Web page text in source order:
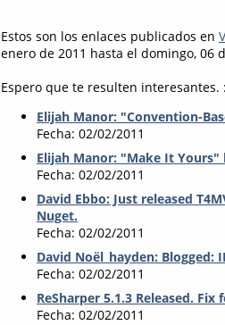
Estos son los enlaces publicados en
enero de 2011 hasta el domingo, 06
Espero que te resulten interesantes.
Elijah Manor: "Convention-
Fecha: 02/02/2011
Elijah Manor: "Make It
Fecha: 02/02/2011
David Ebbo: Just released
Nuget.
Fecha: 02/02/2011
David Noël_hayden: Blogged:
Fecha: 02/02/2011
ReSharper 5.1.3 Released. Fix
Fecha: 02/02/2011